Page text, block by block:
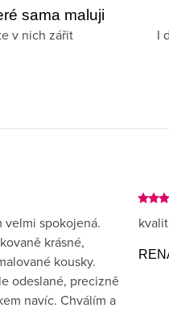
sama maluji
v nich zářit I
velmi spokojená.
krásné,
kousky.
odeslané, precizně
navíc. Chválím a